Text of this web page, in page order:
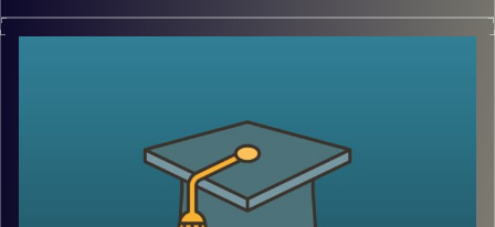
לא רחוק היום שבו בכדור הארץ לא יהיו מספיק
למקומות חלופיים. פרופסור יואב יאיר על
פתרונות ההגירה האלטרנטיביים שהאנושות
תהיה חייבת לספק: אז היכן ניתן לקיים חיים
אנושיים מחוץ לכדור הארץ? במה זה כרוך?